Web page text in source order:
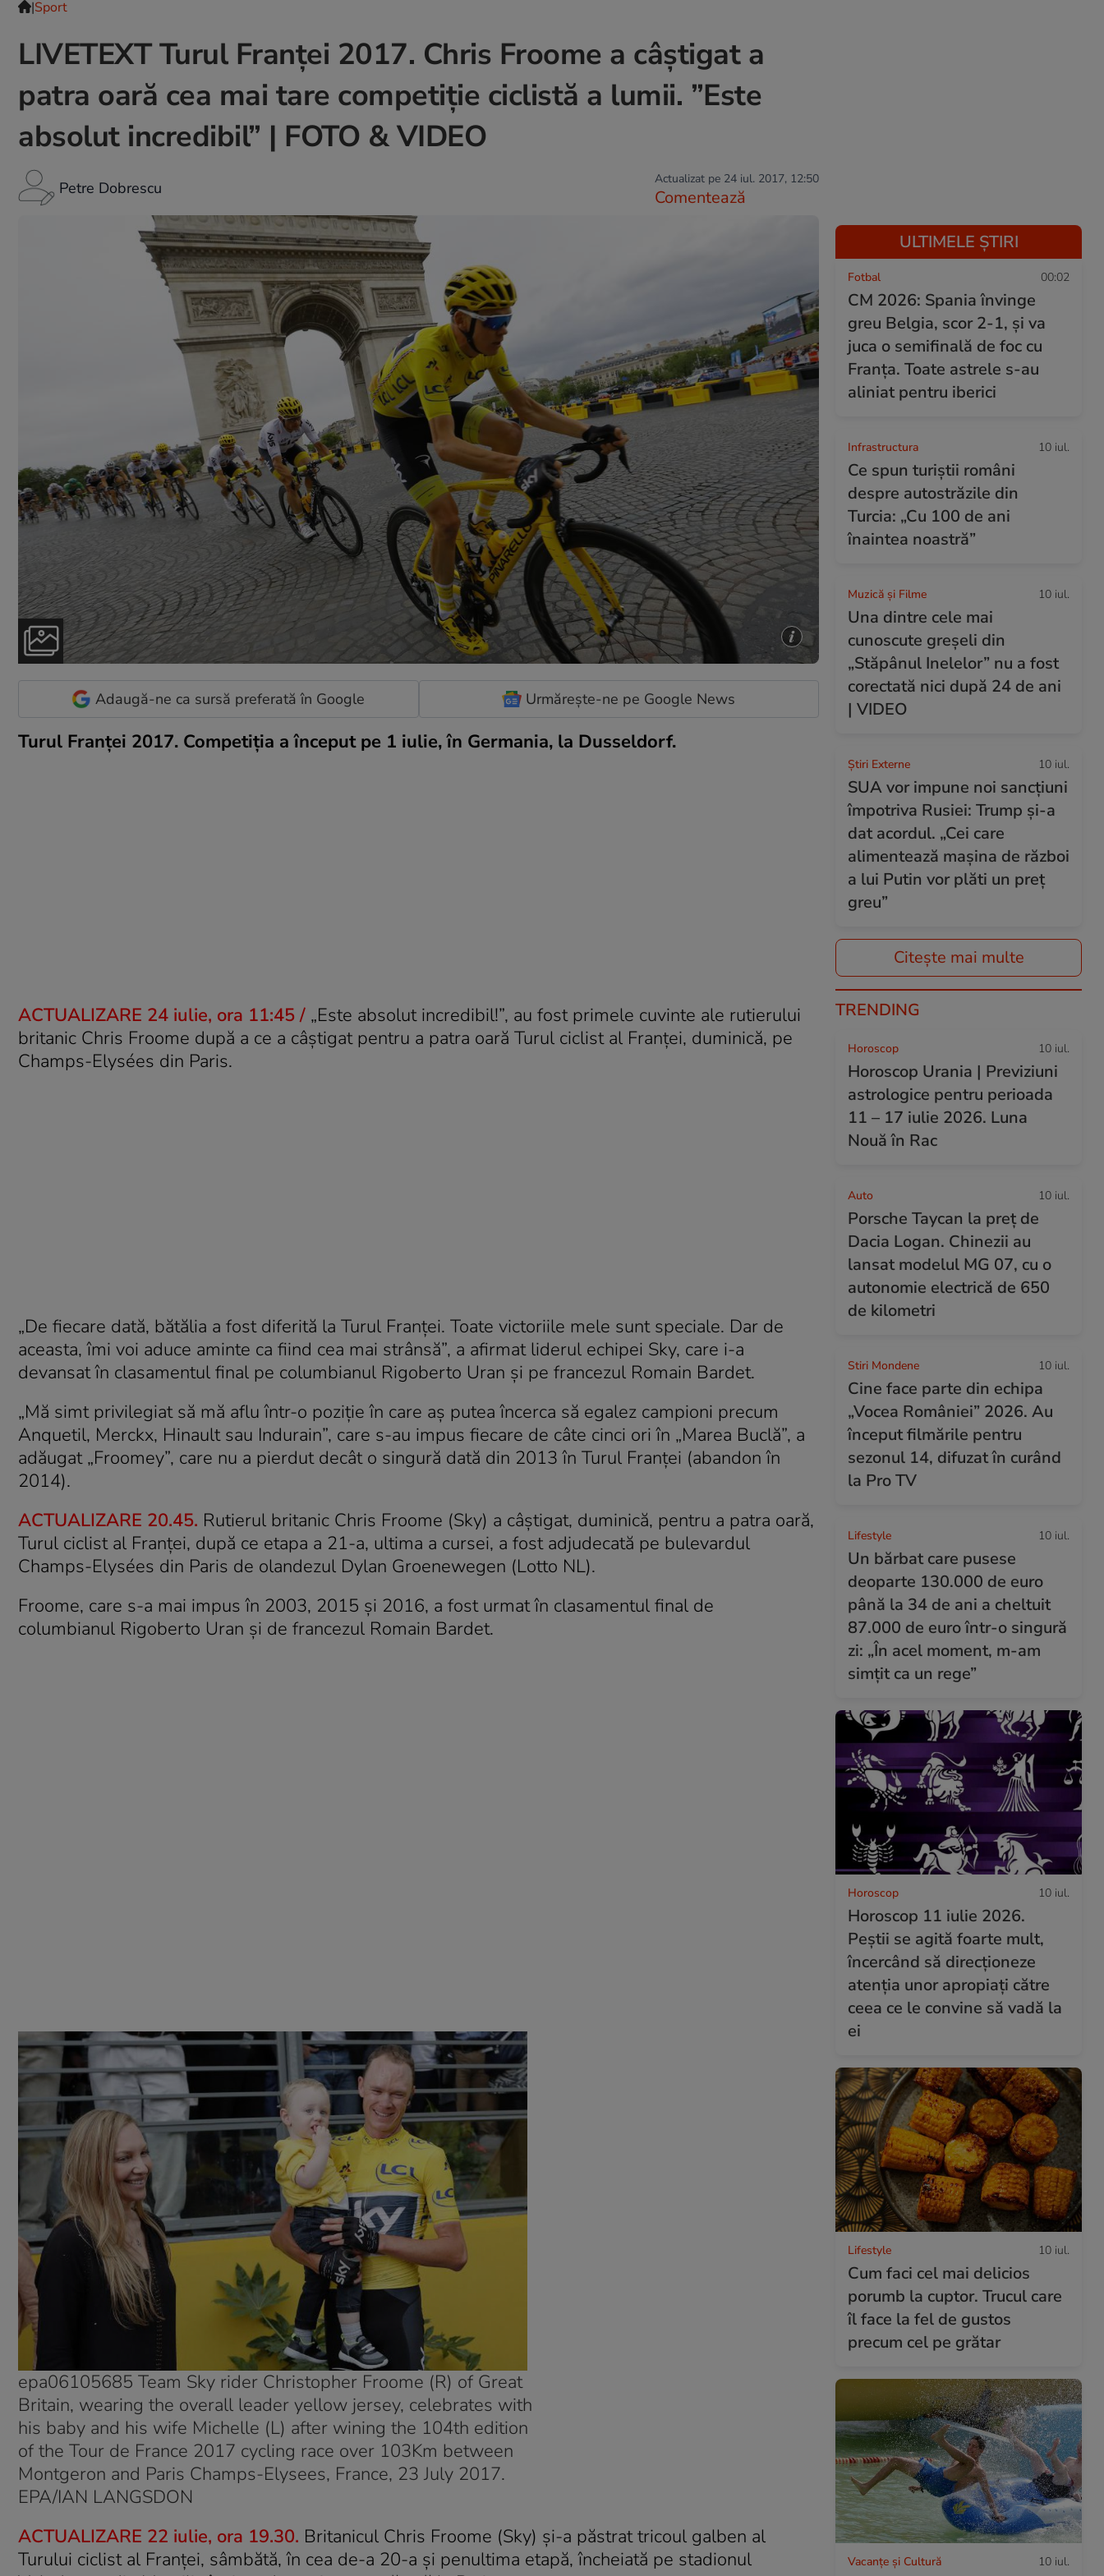
|Sport
LIVETEXT Turul Franței 2017. Chris Froome a câștigat a
patra oară cea mai tare competiție ciclistă a lumii. ”Este
absolut incredibil” | FOTO & VIDEO
Petre Dobrescu Actualizat pe 24 iul. 2017, 12:50
Comentează
Adaugă-ne ca sursă preferată în Google Urmărește-ne pe Google News
Turul Franței 2017. Competiția a început pe 1 iulie, în Germania, la Dusseldorf.
ACTUALIZARE 24 iulie, ora 11:45 / „Este absolut incredibil!”, au fost primele cuvinte ale rutierului
britanic Chris Froome după a ce a câștigat pentru a patra oară Turul ciclist al Franței, duminică, pe
Champs-Elysées din Paris.
„De fiecare dată, bătălia a fost diferită la Turul Franței. Toate victoriile mele sunt speciale. Dar de
aceasta, îmi voi aduce aminte ca fiind cea mai strânsă”, a afirmat liderul echipei Sky, care i-a
devansat în clasamentul final pe columbianul Rigoberto Uran și pe francezul Romain Bardet.
„Mă simt privilegiat să mă aflu într-o poziție în care aș putea încerca să egalez campioni precum
Anquetil, Merckx, Hinault sau Indurain”, care s-au impus fiecare de câte cinci ori în „Marea Buclă”, a
adăugat „Froomey”, care nu a pierdut decât o singură dată din 2013 în Turul Franței (abandon în
2014).
ACTUALIZARE 20.45. Rutierul britanic Chris Froome (Sky) a câștigat, duminică, pentru a patra oară,
Turul ciclist al Franței, după ce etapa a 21-a, ultima a cursei, a fost adjudecată pe bulevardul
Champs-Elysées din Paris de olandezul Dylan Groenewegen (Lotto NL).
Froome, care s-a mai impus în 2003, 2015 și 2016, a fost urmat în clasamentul final de
columbianul Rigoberto Uran și de francezul Romain Bardet.
epa06105685 Team Sky rider Christopher Froome (R) of Great
Britain, wearing the overall leader yellow jersey, celebrates with
his baby and his wife Michelle (L) after wining the 104th edition
of the Tour de France 2017 cycling race over 103Km between
Montgeron and Paris Champs-Elysees, France, 23 July 2017.
EPA/IAN LANGSDON
ACTUALIZARE 22 iulie, ora 19.30. Britanicul Chris Froome (Sky) și-a păstrat tricoul galben al
Turului ciclist al Franței, sâmbătă, în cea de-a 20-a și penultima etapă, încheiată pe stadionul
ULTIMELE ȘTIRI
Fotbal 00:02
CM 2026: Spania învinge
greu Belgia, scor 2-1, și va
juca o semifinală de foc cu
Franța. Toate astrele s-au
aliniat pentru iberici
Infrastructura 10 iul.
Ce spun turiștii români
despre autostrăzile din
Turcia: „Cu 100 de ani
înaintea noastră”
Muzică și Filme 10 iul.
Una dintre cele mai
cunoscute greșeli din
„Stăpânul Inelelor” nu a fost
corectată nici după 24 de ani
| VIDEO
Știri Externe 10 iul.
SUA vor impune noi sancțiuni
împotriva Rusiei: Trump și-a
dat acordul. „Cei care
alimentează mașina de război
a lui Putin vor plăti un preț
greu”
Citește mai multe
TRENDING
Horoscop 10 iul.
Horoscop Urania | Previziuni
astrologice pentru perioada
11 – 17 iulie 2026. Luna
Nouă în Rac
Auto 10 iul.
Porsche Taycan la preț de
Dacia Logan. Chinezii au
lansat modelul MG 07, cu o
autonomie electrică de 650
de kilometri
Stiri Mondene 10 iul.
Cine face parte din echipa
„Vocea României” 2026. Au
început filmările pentru
sezonul 14, difuzat în curând
la Pro TV
Lifestyle 10 iul.
Un bărbat care pusese
deoparte 130.000 de euro
până la 34 de ani a cheltuit
87.000 de euro într-o singură
zi: „În acel moment, m-am
simțit ca un rege”
Horoscop 10 iul.
Horoscop 11 iulie 2026.
Peștii se agită foarte mult,
încercând să direcționeze
atenția unor apropiați către
ceea ce le convine să vadă la
ei
Lifestyle 10 iul.
Cum faci cel mai delicios
porumb la cuptor. Trucul care
îl face la fel de gustos
precum cel pe grătar
Vacanțe și Cultură 10 iul.